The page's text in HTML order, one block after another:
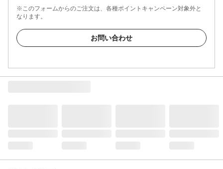
※このフォームからのご注文は、各種ポイントキャンペーン対象外と
なります。
お問い合わせ